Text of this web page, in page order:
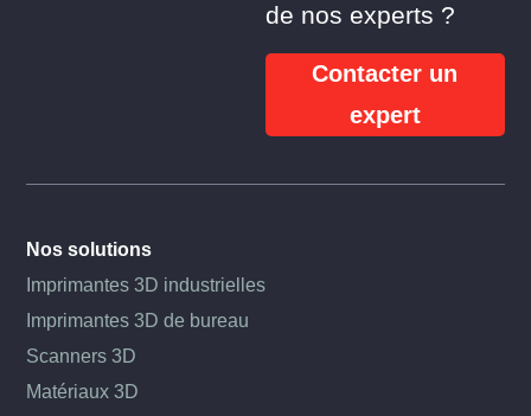
de nos experts ?
Contacter un
expert
Nos solutions
Imprimantes 3D industrielles
Imprimantes 3D de bureau
Scanners 3D
Matériaux 3D